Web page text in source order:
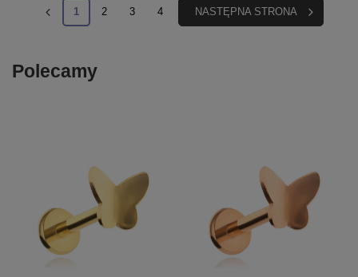
1 2 3 4 NASTĘPNA STRONA
Polecamy